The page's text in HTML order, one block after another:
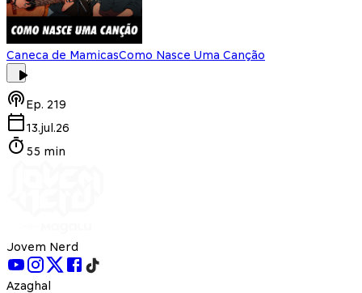
Caneca de MamicasComo Nasce Uma Canção
Ep. 219
13.jul.26
55 min
Jovem Nerd
Azaghal